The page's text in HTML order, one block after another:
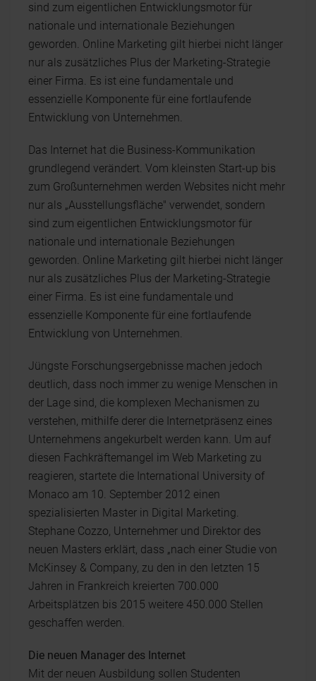
sind zum eigentlichen Entwicklungsmotor für
nationale und internationale Beziehungen
geworden. Online Marketing gilt hierbei nicht länger
nur als zusätzliches Plus der Marketing-Strategie
einer Firma. Es ist eine fundamentale und
essenzielle Komponente für eine fortlaufende
Entwicklung von Unternehmen.
Das Internet hat die Business-Kommunikation
grundlegend verändert. Vom kleinsten Start-up bis
zum Großunternehmen werden Websites nicht mehr
nur als „Ausstellungsfläche" verwendet, sondern
sind zum eigentlichen Entwicklungsmotor für
nationale und internationale Beziehungen
geworden. Online Marketing gilt hierbei nicht länger
nur als zusätzliches Plus der Marketing-Strategie
einer Firma. Es ist eine fundamentale und
essenzielle Komponente für eine fortlaufende
Entwicklung von Unternehmen.
Jüngste Forschungsergebnisse machen jedoch
deutlich, dass noch immer zu wenige Menschen in
der Lage sind, die komplexen Mechanismen zu
verstehen, mithilfe derer die Internetpräsenz eines
Unternehmens angekurbelt werden kann. Um auf
diesen Fachkräftemangel im Web Marketing zu
reagieren, startete die International University of
Monaco am 10. September 2012 einen
spezialisierten Master in Digital Marketing.
Stephane Cozzo, Unternehmer und Direktor des
neuen Masters erklärt, dass „nach einer Studie von
McKinsey & Company, zu den in den letzten 15
Jahren in Frankreich kreierten 700.000
Arbeitsplätzen bis 2015 weitere 450.000 Stellen
geschaffen werden.
Die neuen Manager des Internet
Mit der neuen Ausbildung sollen Studenten